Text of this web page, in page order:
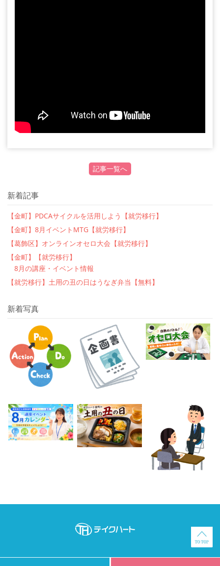
記事一覧へ
新着記事
【金町】PDCAサイクルを活用しよう【就労移行】
【金町】8月イベントMTG【就労移行】
【葛飾区】オンラインオセロ大会【就労移行】
【金町】【就労移行】
8月の講座・イベント情報
【就労移行】土用の丑の日はうなぎ弁当【無料】
新着写真